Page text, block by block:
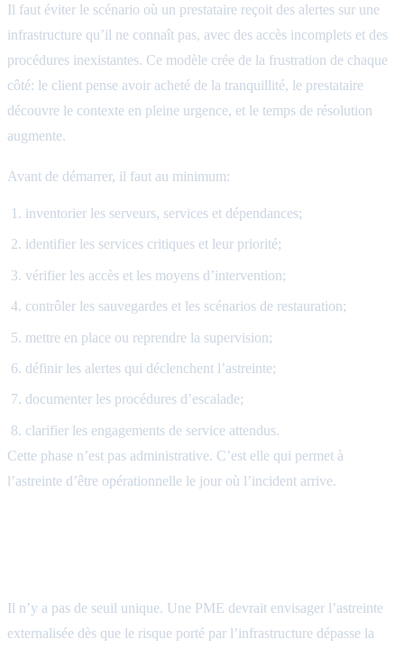
Il faut éviter le scénario où un prestataire reçoit des alertes sur une
infrastructure qu’il ne connaît pas, avec des accès incomplets et des
procédures inexistantes. Ce modèle crée de la frustration de chaque
côté: le client pense avoir acheté de la tranquillité, le prestataire
découvre le contexte en pleine urgence, et le temps de résolution
augmente.
Avant de démarrer, il faut au minimum:
inventorier les serveurs, services et dépendances;
identifier les services critiques et leur priorité;
vérifier les accès et les moyens d’intervention;
contrôler les sauvegardes et les scénarios de restauration;
mettre en place ou reprendre la supervision;
définir les alertes qui déclenchent l’astreinte;
documenter les procédures d’escalade;
clarifier les engagements de service attendus.
Cette phase n’est pas administrative. C’est elle qui permet à
l’astreinte d’être opérationnelle le jour où l’incident arrive.
Il n’y a pas de seuil unique. Une PME devrait envisager l’astreinte
externalisée dès que le risque porté par l’infrastructure dépasse la